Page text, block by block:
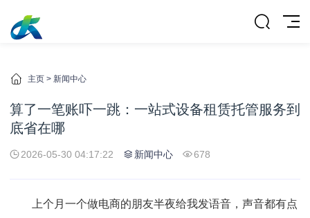
主页 > 新闻中心
算了一笔账吓一跳：一站式设备租赁托管服务到
底省在哪
2026-05-30 04:17:22 新闻中心 678
上个月一个做电商的朋友半夜给我发语音，声音都有点